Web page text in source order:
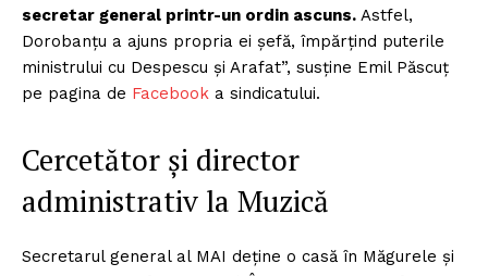
secretar general printr-un ordin ascuns. Astfel,
Dorobanțu a ajuns propria ei șefă, împărțind puterile
ministrului cu Despescu și Arafat”, susține Emil Păscuț
pe pagina de Facebook a sindicatului.
Cercetător și director
administrativ la Muzică
Secretarul general al MAI deține o casă în Măgurele și